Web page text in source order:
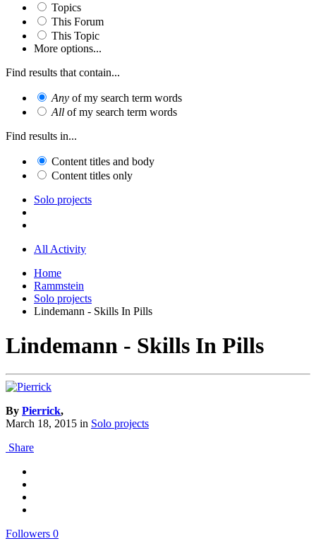
Topics
This Forum
This Topic
More options...
Find results that contain...
Any of my search term words
All of my search term words
Find results in...
Content titles and body
Content titles only
Solo projects
All Activity
Home
Rammstein
Solo projects
Lindemann - Skills In Pills
Lindemann - Skills In Pills
By Pierrick,
March 18, 2015 in Solo projects
Share
Followers 0